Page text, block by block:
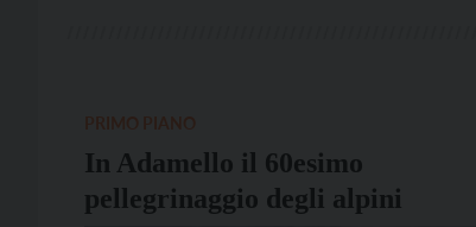
In Adamello il 60esimo
pellegrinaggio degli alpini